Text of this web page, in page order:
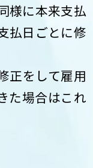
様に本来支払
払日ごとに修
正をして雇用
た場合はこれ